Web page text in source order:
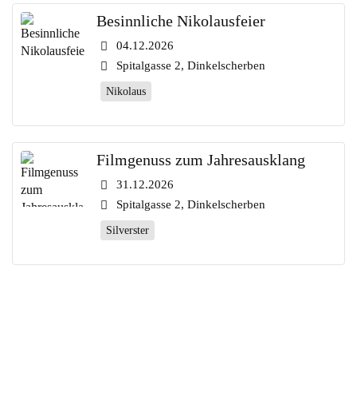
Besinnliche Nikolausfeier
04.12.2026
Spitalgasse 2, Dinkelscherben
Nikolaus
Filmgenuss zum Jahresausklang
31.12.2026
Spitalgasse 2, Dinkelscherben
Silverster